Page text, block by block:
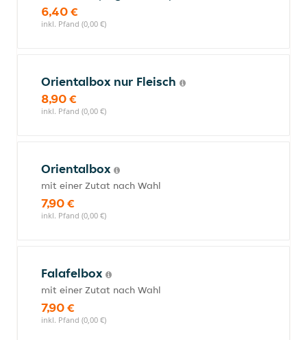
6,40 €
inkl. Pfand (0,00 €)
Orientalbox nur Fleisch
8,90 €
inkl. Pfand (0,00 €)
Orientalbox
mit einer Zutat nach Wahl
7,90 €
inkl. Pfand (0,00 €)
Falafelbox
mit einer Zutat nach Wahl
7,90 €
inkl. Pfand (0,00 €)